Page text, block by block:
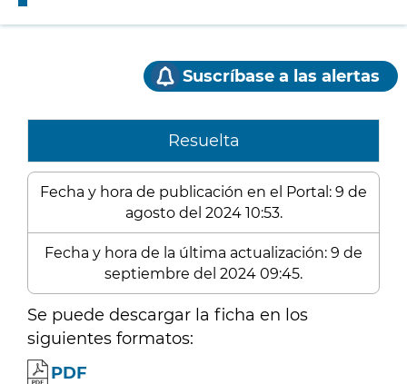
Suscríbase a las alertas
Resuelta
Fecha y hora de publicación en el Portal: 9 de
agosto del 2024 10:53.
Fecha y hora de la última actualización: 9 de
septiembre del 2024 09:45.
Se puede descargar la ficha en los
siguientes formatos:
PDF